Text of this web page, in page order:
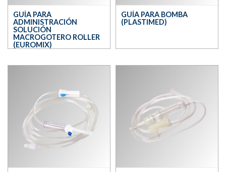
GUÍA PARA
ADMINISTRACIÓN
SOLUCIÓN
MACROGOTERO ROLLER
(EUROMIX)
GUÍA PARA BOMBA
(PLASTIMED)